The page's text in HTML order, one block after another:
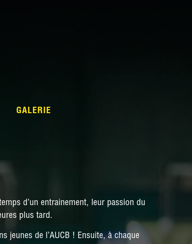
GALERIE
d’un entrainement, leur passion du
plus tard.
jeunes de l’AUCB ! Ensuite, à chaque